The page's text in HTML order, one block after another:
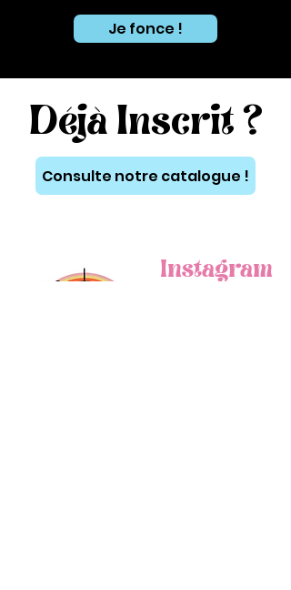
Je fonce !
Déjà Inscrit ?
Consulte notre catalogue !
Instagram